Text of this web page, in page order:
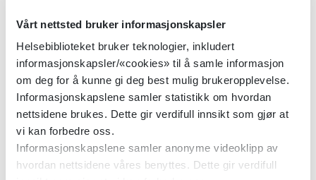
Vårt nettsted bruker informasjonskapsler
Helsebiblioteket bruker teknologier, inkludert
informasjonskapsler/«cookies» til å samle informasjon
om deg for å kunne gi deg best mulig brukeropplevelse.
Informasjonskapslene samler statistikk om hvordan
nettsidene brukes. Dette gir verdifull innsikt som gjør at
vi kan forbedre oss.
Informasjonskapslene samler anonyme videoklipp av
hvordan nettsidene våres benyttes. Dette gir verdifull
Cochrane Library 2023
Detaljer
Magnetisk anfallsbehandling for
behandlingsresistent depresjon